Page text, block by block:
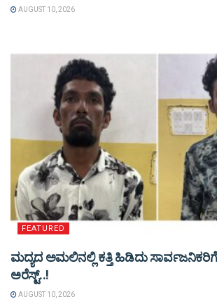
AUGUST 10, 2026
FEATURED
ಮದ್ಯದ ಅಮಲಿನಲ್ಲಿ ಕತ್ತಿ ಹಿಡಿದು ಸಾರ್ವಜನಿಕರಿಗೆ
ಅರೆಸ್ಟ್..!
AUGUST 10, 2026